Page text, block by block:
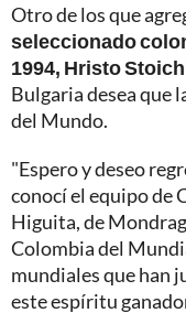
Otro de los que
seleccionado
1994, Hristo
Bulgaria desea que
del Mundo.
"Espero y deseo
conocí el equipo de
Higuita, de
Colombia del
mundiales que han
este espíritu